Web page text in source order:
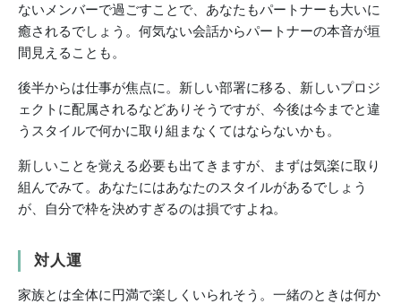
ないメンバーで過ごすことで、あなたもパートナーも大いに
癒されるでしょう。何気ない会話からパートナーの本音が垣
間見えることも。
後半からは仕事が焦点に。新しい部署に移る、新しいプロジ
ェクトに配属されるなどありそうですが、今後は今までと違
うスタイルで何かに取り組まなくてはならないかも。
新しいことを覚える必要も出てきますが、まずは気楽に取り
組んでみて。あなたにはあなたのスタイルがあるでしょう
が、自分で枠を決めすぎるのは損ですよね。
対人運
家族とは全体に円満で楽しくいられそう。一緒のときは何か